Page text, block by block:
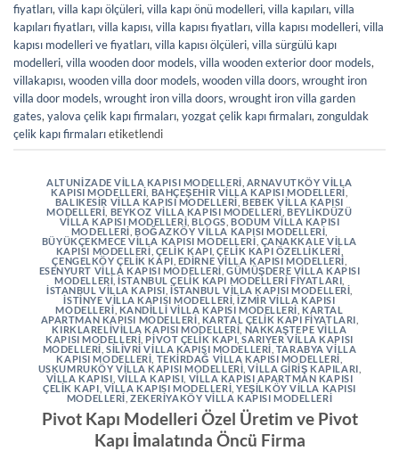
fiyatları, villa kapı ölçüleri, villa kapı önü modelleri, villa kapıları, villa
kapıları fiyatları, villa kapısı, villa kapısı fiyatları, villa kapısı modelleri, villa
kapısı modelleri ve fiyatları, villa kapısı ölçüleri, villa sürgülü kapı
modelleri, villa wooden door models, villa wooden exterior door models,
villakapısı, wooden villa door models, wooden villa doors, wrought iron
villa door models, wrought iron villa doors, wrought iron villa garden
gates, yalova çelik kapı firmaları, yozgat çelik kapı firmaları, zonguldak
çelik kapı firmalarıetiketlendi
ALTUNIZADE VILLA KAPISI MODELLERI ARNAVUTKÖY VILLA
KAPISI MODELLERI BAHÇEŞEHIR VILLA KAPISI MODELLERI
BALIKESIR VILLA KAPISI MODELLERI BEBEK VILLA KAPISI
MODELLERI BEYKOZ VILLA KAPISI MODELLERI BEYLIKDÜZÜ
VILLA KAPISI MODELLERI ,BLOGS ,BODUM VILLA KAPISI
MODELLERI ,BOĞAZKÖY VILLA KAPISI MODELLERI
BÜYÜKÇEKMECE VILLA KAPISI MODELLERI ÇANAKKALE VILLA
KAPISI MODELLERI ÇELIK KAPI ,ÇELIK KAPI ÖZELLIKLERI
ÇENGELKÖY ÇELIK KAPI EDIRNE VILLA KAPISI MODELLERI
ESENYURT VILLA KAPISI MODELLERI ,GÜMÜŞDERE VILLA KAPISI
MODELLERI ,İSTANBUL ÇELIK KAPI MODELLERI FIYATLARI
İSTANBUL VILLA KAPISI İSTANBUL VILLA KAPISI MODELLERI
İSTINYE VILLA KAPISI MODELLERI ,İZMIR VILLA KAPISI
MODELLERI KANDILLI VILLA KAPISI MODELLERI KARTAL
APARTMAN KAPISI MODELLERI KARTAL ÇELIK KAPI FIYATLARI
KIRKLARELIVILLA KAPISI MODELLERI NAKKAŞTEPE VILLA
KAPISI MODELLERI PIVOT ÇELIK KAPI ,SARIYER VILLA KAPISI
MODELLERI SILIVRI VILLA KAPISI MODELLERI TARABYA VILLA
KAPISI MODELLERI TEKIRDAĞ VILLA KAPISI MODELLERI
USKUMRUKÖY VILLA KAPISI MODELLERI ,VILLA GIRIŞ KAPILARI
VILLA KAPISI VILLA KAPISI VILLA KAPISI APARTMAN KAPISI
ÇELIK KAPI VILLA KAPISI MODELLERI ,YEŞILKÖY VILLA KAPISI
MODELLERI ,ZEKERIYAKÖY VILLA KAPISI MODELLERI
Pivot Kapı Modelleri Özel Üretim ve Pivot
Kapı İmalatında Öncü Firma